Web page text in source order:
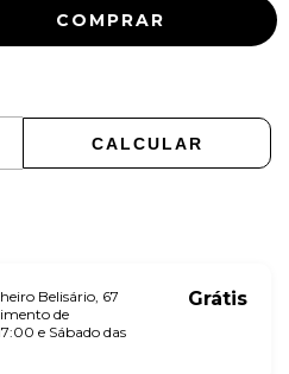
CALCULAR
Belisário, 67
de
e Sábado das
Grátis